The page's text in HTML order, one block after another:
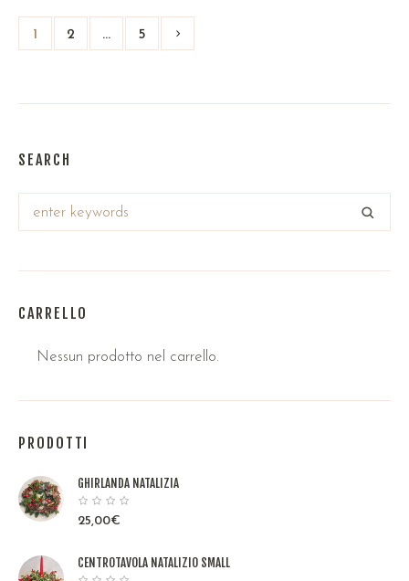
1 2 … 5
SEARCH
CARRELLO
Nessun prodotto nel carrello.
PRODOTTI
GHIRLANDA NATALIZIA
25,00€
CENTROTAVOLA NATALIZIO SMALL